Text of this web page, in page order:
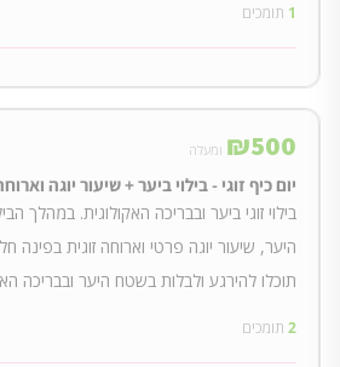
1 תומכים
₪500 ומעלה
יום כיף זוגי - בילוי ביער + שיעור יוגה
בילוי זוגי ביער ובבריכה האקולוגית. במהלך
היער, שיעור יוגה פרטי וארוחה זוגית בפינה
תוכלו להירגע ולבלות בשטח היער ובבריכה
2 תומכים